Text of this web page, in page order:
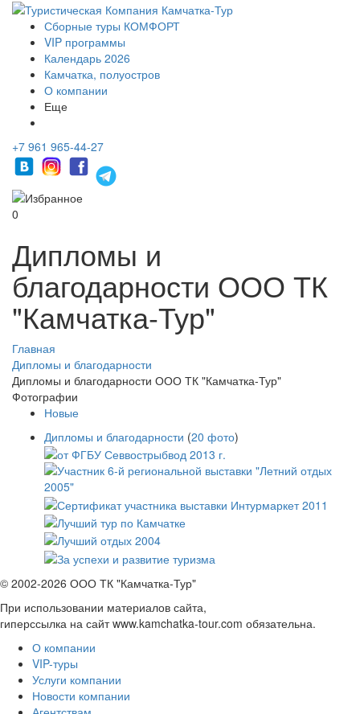
Сборные туры КОМФОРТ
VIP программы
Календарь 2026
Камчатка, полуостров
О компании
Еще
+7 961 965-44-27
0
Дипломы и
благодарности ООО ТК
"Камчатка-Тур"
Главная
Дипломы и благодарности
Дипломы и благодарности ООО ТК "Камчатка-Тур"
Фотографии
Новые
Дипломы и благодарности (20 фото)
© 2002-2026 ООО ТК "Камчатка-Тур"
При использовании материалов сайта,
гиперссылка на сайт www.kamchatka-tour.com обязательна.
О компании
VIP-туры
Услуги компании
Новости компании